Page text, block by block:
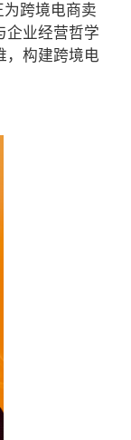
为跨境电商卖
企业经营哲学
，构建跨境电